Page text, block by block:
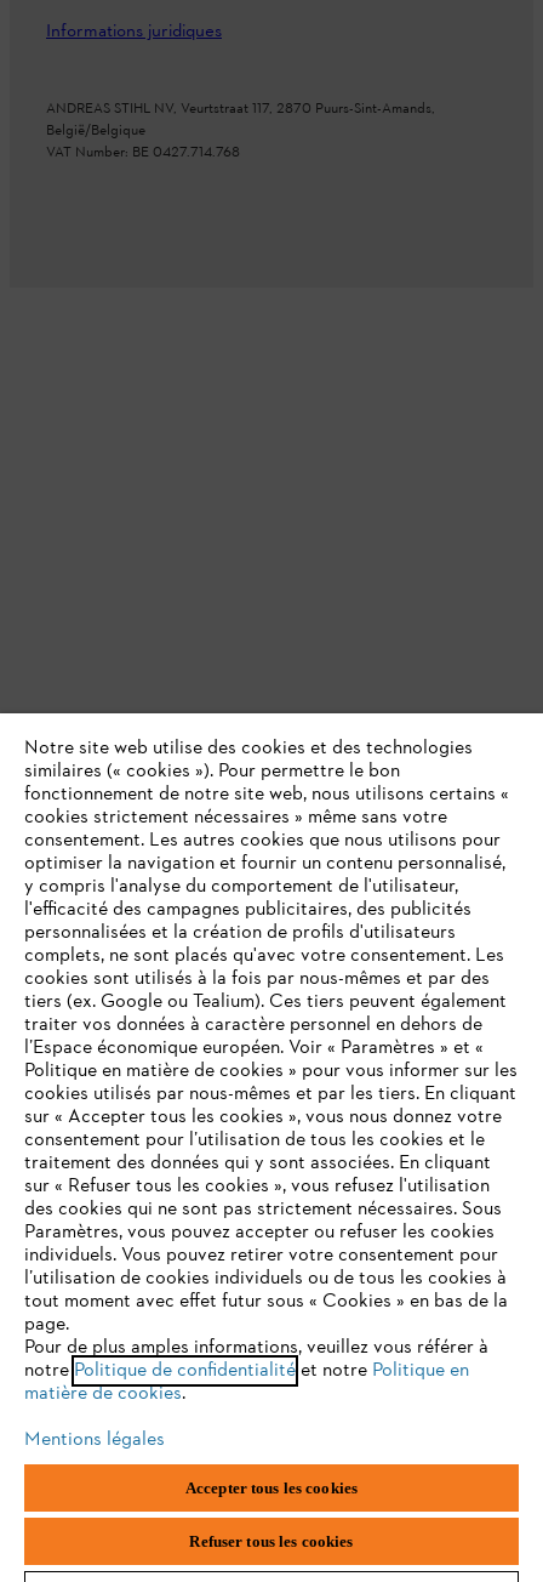
Informations juridiques
ANDREAS STIHL NV, Veurtstraat 117, 2870 Puurs-Sint-Amands,
België/Belgique
VAT Number: BE 0427.714.768
VOTRE NAVIGATEUR INTERNET
N'EST PLUS PRIS EN CHARGE
Vous utilisez un navigateur Internet que nous ne prenons plus
en charge, et certaines fonctionnalités de notre site ne
peuvent fonctionner correctement. Pour une utilisation
optimale de notre site, nous vous recommandons de passer à
l'un des navigateurs suivants :
firefox chrome
edge
Notre site web utilise des cookies et des technologies
similaires (« cookies »). Pour permettre le bon
fonctionnement de notre site web, nous utilisons certains «
cookies strictement nécessaires » même sans votre
consentement. Les autres cookies que nous utilisons pour
optimiser la navigation et fournir un contenu personnalisé,
y compris l'analyse du comportement de l'utilisateur,
l'efficacité des campagnes publicitaires, des publicités
personnalisées et la création de profils d'utilisateurs
complets, ne sont placés qu'avec votre consentement. Les
cookies sont utilisés à la fois par nous-mêmes et par des
tiers (ex. Google ou Tealium). Ces tiers peuvent également
traiter vos données à caractère personnel en dehors de
l’Espace économique européen. Voir « Paramètres » et «
Politique en matière de cookies » pour vous informer sur les
cookies utilisés par nous-mêmes et par les tiers. En cliquant
sur « Accepter tous les cookies », vous nous donnez votre
consentement pour l’utilisation de tous les cookies et le
traitement des données qui y sont associées. En cliquant
sur « Refuser tous les cookies », vous refusez l'utilisation
des cookies qui ne sont pas strictement nécessaires. Sous
Paramètres, vous pouvez accepter ou refuser les cookies
individuels. Vous pouvez retirer votre consentement pour
l’utilisation de cookies individuels ou de tous les cookies à
tout moment avec effet futur sous « Cookies » en bas de la
page.
Pour de plus amples informations, veuillez vous référer à
notre Politique de confidentialitéet notre Politique en
matière de cookies.
Mentions légales
Accepter tous les cookies
Refuser tous les cookies